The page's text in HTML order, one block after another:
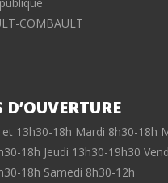
COMBAULT
13h30-18h Mardi 8h30-18h
18h Jeudi 13h30-19h30
18h Samedi 8h30-12h